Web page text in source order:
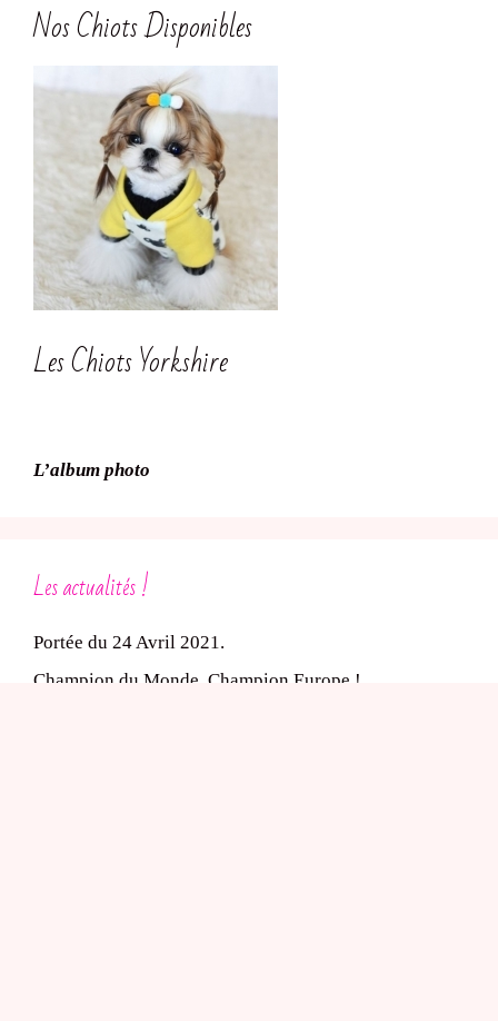
Nos Chiots Disponibles
Les Chiots Yorkshire
L’album photo
Les actualités !
Portée du 24 Avril 2021.
Champion du Monde, Champion Europe !